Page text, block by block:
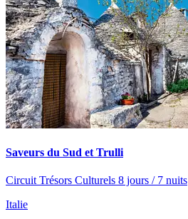
Saveurs du Sud et Trulli
Circuit Trésors Culturels 8 jours / 7 nuits
Italie